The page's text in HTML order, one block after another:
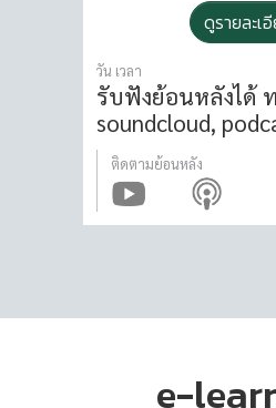
ดูรายละเ
วัน เวลา
รับฟังย้อนหลังได้
soundcloud,
ติดตามย้อนหลัง
e-